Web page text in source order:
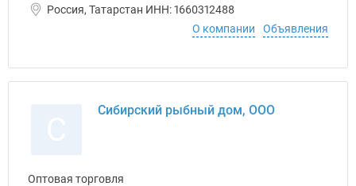
Россия, Татарстан ИНН: 1660312488
О компании
Объявления
Сибирский рыбный дом, ООО
Оптовая торговля